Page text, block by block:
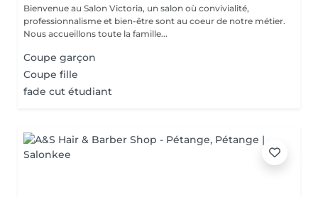
Bienvenue au Salon Victoria, un salon où convivialité,
professionnalisme et bien-être sont au coeur de notre métier.
Nous accueillons toute la famille...
Coupe garçon
Coupe fille
fade cut étudiant